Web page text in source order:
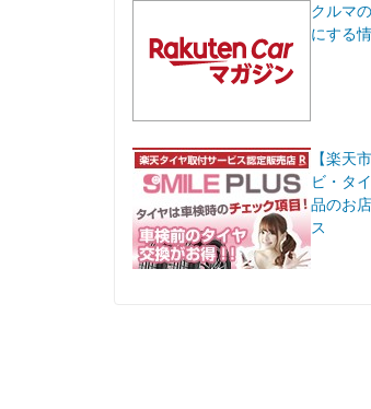
クルマ
にする
【楽天
ビ・タ
品のお
ス